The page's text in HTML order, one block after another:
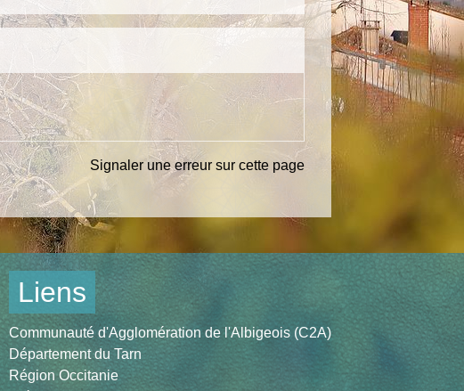
Signaler une erreur sur cette page
Liens
Communauté d'Agglomération de l'Albigeois (C2A)
Département du Tarn
Région Occitanie